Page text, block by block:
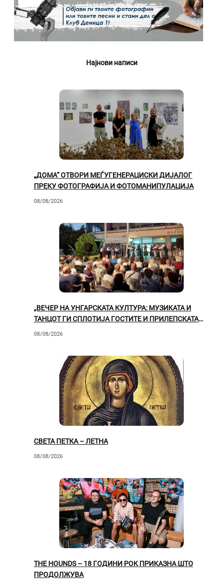
Најнови написи
„ДОМА“ ОТВОРИ МЕЃУГЕНЕРАЦИСКИ ДИЈАЛОГ
ПРЕКУ ФОТОГРАФИЈА И ФОТОМАНИПУЛАЦИЈА
08/08/2026
„ВЕЧЕР НА УНГАРСКАТА КУЛТУРА: МУЗИКАТА И
ТАНЦОТ ГИ СПЛОТИЈА ГОСТИТЕ И ПРИЛЕПСКАТА
ПУБЛИКА“
08/08/2026
СВЕТА ПЕТКА – ЛЕТНА
08/08/2026
THE HOUNDS – 18 ГОДИНИ РОК ПРИКАЗНА ШТО
ПРОДОЛЖУВА